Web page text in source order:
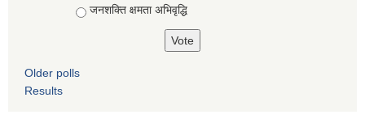
जनशक्ति क्षमता अभिवृद्धि
Older polls
Results